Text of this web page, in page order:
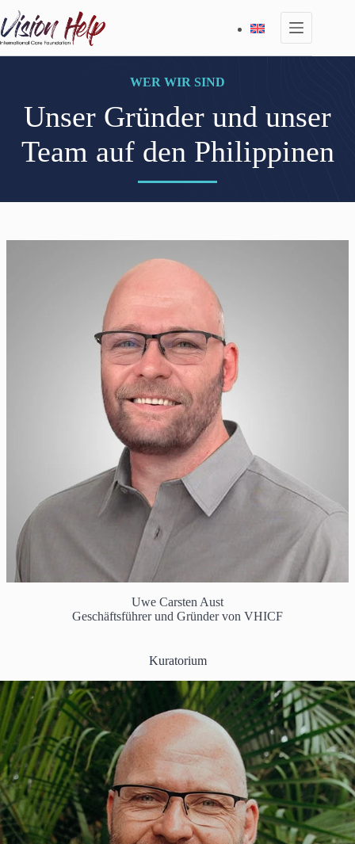
Inhalt
springen
WER WIR SIND
Unser Gründer und unser
Team auf den Philippinen
Uwe Carsten Aust
Geschäftsführer und Gründer von VHICF
Kuratorium